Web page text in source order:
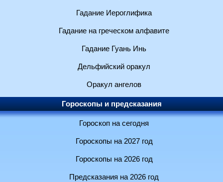
Гадание Иероглифика
Гадание на греческом алфавите
Гадание Гуань Инь
Дельфийский оракул
Оракул ангелов
Гороскопы и предсказания
Гороскоп на сегодня
Гороскопы на 2027 год
Гороскопы на 2026 год
Предсказания на 2026 год